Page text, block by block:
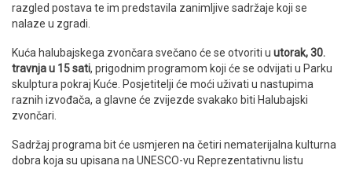
razgled postava te im predstavila zanimljive sadržaje koji se
nalaze u zgradi.
Kuća halubajskega zvončara svečano će se otvoriti u utorak, 30.
travnja u 15 sati, prigodnim programom koji će se odvijati u Parku
skulptura pokraj Kuće. Posjetitelji će moći uživati u nastupima
raznih izvođača, a glavne će zvijezde svakako biti Halubajski
zvončari.
Sadržaj programa bit će usmjeren na četiri nematerijalna kulturna
dobra koja su upisana na UNESCO-vu Reprezentativnu listu